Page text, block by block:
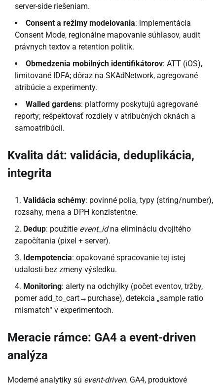
server-side riešeniam.
Consent a režimy modelovania: implementácia
Consent Mode, regionálne mapovanie súhlasov, audit
právnych textov a retention politík.
Obmedzenia mobilných identifikátorov: ATT (iOS),
limitované IDFA; dôraz na SKAdNetwork, agregované
atribúcie a experimenty.
Walled gardens: platformy poskytujú agregované
reporty; rešpektovať rozdiely v atribučných oknách a
samoatribúcii.
Kvalita dát: validácia, deduplikácia,
integrita
Validácia schémy: povinné polia, typy (string/number),
rozsahy, mena a DPH konzistentne.
Dedup: použitie event_idna elimináciu dvojitého
započítania (pixel + server).
Idempotencia: opakované spracovanie tej istej
udalosti bez zmeny výsledku.
Monitoring: alerty na odchýlky (počet eventov, tržby,
pomer add_to_cart→purchase), detekcia „sample ratio
mismatch“ v experimentoch.
Meracie rámce: GA4 a event-driven
analýza
Moderné analytiky sú event-driven. GA4, produktové